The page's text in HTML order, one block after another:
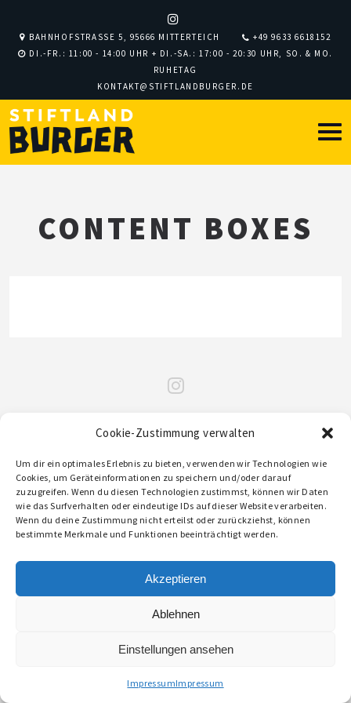
Cookie-Zustimmung verwalten
Um dir ein optimales Erlebnis zu bieten, verwenden wir Technologien wie
Cookies, um Geräteinformationen zu speichern und/oder darauf
zuzugreifen. Wenn du diesen Technologien zustimmst, können wir Daten
wie das Surfverhalten oder eindeutige IDs auf dieser Website verarbeiten.
Wenn du deine Zustimmung nicht erteilst oder zurückziehst, können
bestimmte Merkmale und Funktionen beeinträchtigt werden.
Akzeptieren
Ablehnen
Einstellungen ansehen
ImpressumImpressum
BAHNHOFSTRASSE 5, 95666 MITTERTEICH
+49 9633 6618152
DI.-FR.: 11:00 - 14:00 UHR + DI.-SA.: 17:00 - 20:30 UHR, SO. & MO.
RUHETAG
KONTAKT@STIFTLANDBURGER.DE
CONTENT BOXES